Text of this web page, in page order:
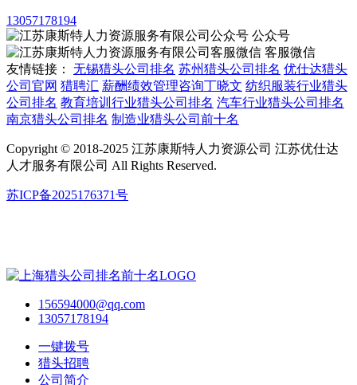
13057178194
公众号
客服微信
友情链接： 无锡猎头公司排名 苏州猎头公司排名 优仕达猎头
公司官网 猎聘汇 薪酬绩效管理咨询丁晓文 纺织服装行业猎头
公司排名 教育培训行业猎头公司排名 汽车行业猎头公司排名
南京猎头公司排名 制造业猎头公司前十名
Copyright © 2018-2025 江苏康斯特人力资源公司 江苏优仕达
人才服务有限公司 All Rights Reserved.
苏ICP备2025176371号
156594000@qq.com
13057178194
一键拨号
猎头招聘
公司简介